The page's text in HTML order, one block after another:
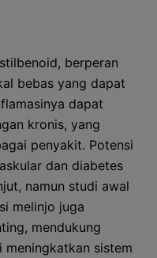
berperan
bebas yang dapat
dapat
kronis, yang
penyakit. Potensi
dan diabetes
namun studi awal
melinjo juga
mendukung
meningkatkan sistem